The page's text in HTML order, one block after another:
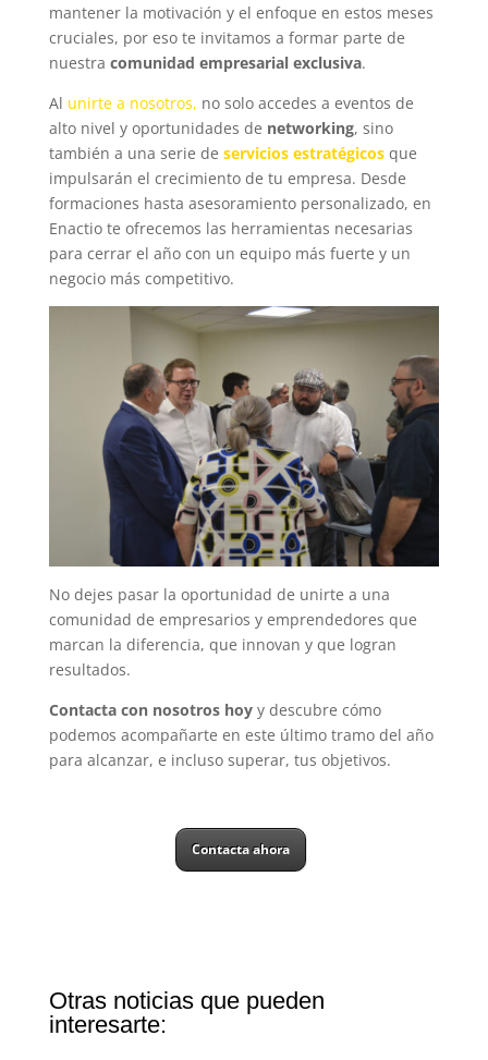
mantener la motivación y el enfoque en estos meses
cruciales, por eso te invitamos a formar parte de
nuestra comunidad empresarial exclusiva.
Al unirte a nosotros, no solo accedes a eventos de
alto nivel y oportunidades de networking, sino
también a una serie de servicios estratégicosque
impulsarán el crecimiento de tu empresa. Desde
formaciones hasta asesoramiento personalizado, en
Enactio te ofrecemos las herramientas necesarias
para cerrar el año con un equipo más fuerte y un
negocio más competitivo.
No dejes pasar la oportunidad de unirte a una
comunidad de empresarios y emprendedores que
marcan la diferencia, que innovan y que logran
resultados.
Contacta con nosotros hoyy descubre cómo
podemos acompañarte en este último tramo del año
para alcanzar, e incluso superar, tus objetivos.
Contacta ahora
Otras noticias que pueden
interesarte: